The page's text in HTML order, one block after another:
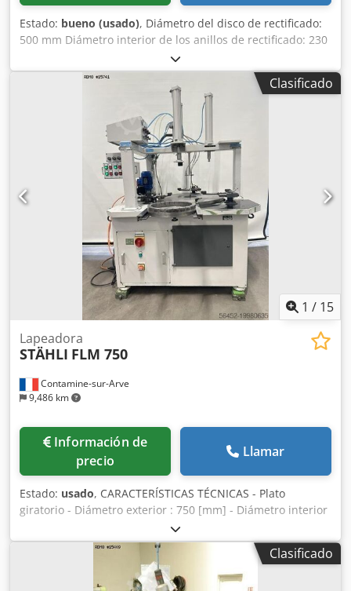
Estado: bueno (usado), Diámetro del disco de rectificado:
500 mm Diámetro interior de los anillos de rectificado: 230
mm Velocidad del disco de rectificado: 0-100 rpm Presión
de trabajo: 0-400 kg MARCELS MASCHINEN CH Cjdpfeg
Clasificado
1 / 15
Contamine-sur-Arve
9,486 km
Lapeadora
STÄHLI FLM 750
Información de
precio
Llamar
Estado: usado, CARACTERÍSTICAS TÉCNICAS - Plato
giratorio - Diámetro exterior : 750 [mm] - Diámetro interior
: 150 - Velocidad de rotación motor princiapl : 4 |kW] -
Tensión de alimentación : 380 [V] - Potencia instalada : 3.6
|kW] DIMENSIONES TOTALES - Dimensiones en el suelo :
1100 x 1700 [mm] - Altura máquina : 2000 [mm] Crjdpfx
Clasificado